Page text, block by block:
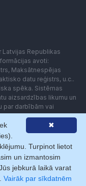
Republikas
avoti:
Maksātnespējas
datu reģistrs, u.c..
spēka. Sistēmas
aizsardzības likumu un
par darbībām vai
Lietotājam aizliegts
iekārtas (robotus)
ar Firmas.lv. Galvenā
ar
✖
Turpinot lietot
un izmantosim
jebkurā laikā varat
Vairāk par sīkdatnēm